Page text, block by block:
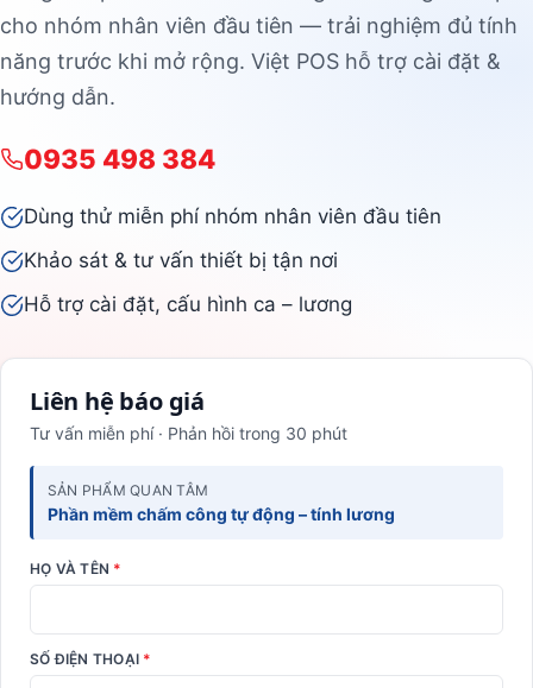
cho nhóm nhân viên đầu tiên — trải nghiệm đủ tính
năng trước khi mở rộng. Việt POS hỗ trợ cài đặt &
hướng dẫn.
0935 498 384
Dùng thử miễn phí nhóm nhân viên đầu tiên
Khảo sát & tư vấn thiết bị tận nơi
Hỗ trợ cài đặt, cấu hình ca – lương
Liên hệ báo giá
Tư vấn miễn phí · Phản hồi trong 30 phút
SẢN PHẨM QUAN TÂM
Phần mềm chấm công tự động – tính lương
HỌ VÀ TÊN *
SỐ ĐIỆN THOẠI *